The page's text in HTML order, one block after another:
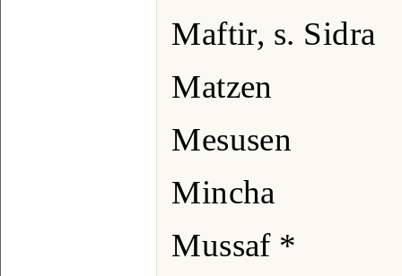
Maftir, s. Sidra
Matzen
Mesusen
Mincha
Mussaf *